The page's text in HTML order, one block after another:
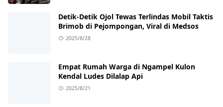
Detik-Detik Ojol Tewas Terlindas Mobil Taktis
Brimob di Pejompongan, Viral di Medsos
2025/8/28
Empat Rumah Warga di Ngampel Kulon
Kendal Ludes Dilalap Api
2025/8/21